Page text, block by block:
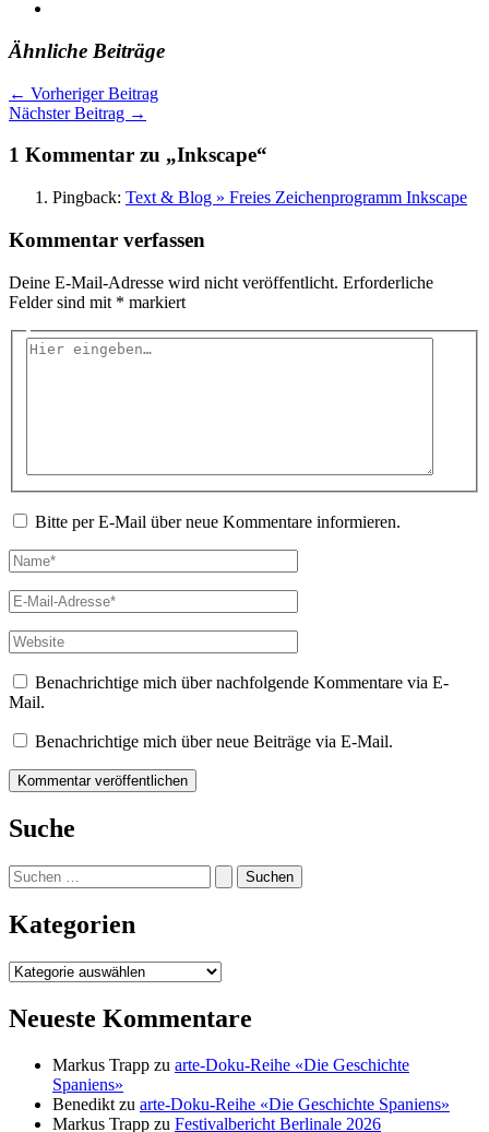
Ähnliche Beiträge
← Vorheriger Beitrag
Nächster Beitrag →
1 Kommentar zu „Inkscape“
Pingback: Text & Blog » Freies Zeichenprogramm Inkscape
Kommentar verfassen
Deine E-Mail-Adresse wird nicht veröffentlicht. Erforderliche
Felder sind mit * markiert
Hier
Bitte per E-Mail über neue Kommentare informieren.
Name*
E-
Mail-
Adresse*
Website
Benachrichtige mich über nachfolgende Kommentare via E-
Mail.
Benachrichtige mich über neue Beiträge via E-Mail.
Suche
Suchen
nach:
Kategorien
Kategorien
Neueste Kommentare
Markus Trapp zu arte-Doku-Reihe «Die Geschichte
Spaniens»
Benedikt zu arte-Doku-Reihe «Die Geschichte Spaniens»
Markus Trapp zu Festivalbericht Berlinale 2026